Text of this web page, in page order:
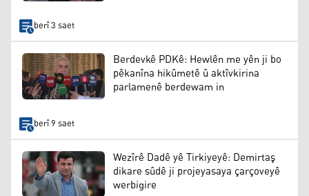
berî 3 saet
Berdevkê PDKê: Hewlên me yên ji bo
pêkanîna hikûmetê û aktîvkirina
parlamenê berdewam in
berî 9 saet
Wezîrê Dadê yê Tirkiyeyê: Demirtaş
dikare sûdê ji projeyasaya çarçoveyê
werbigire